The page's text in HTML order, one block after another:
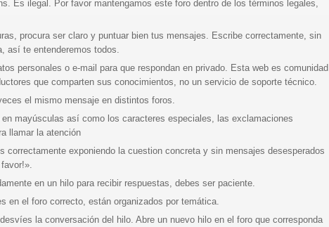
Es ilegal. Por favor mantengamos este foro dentro de los términos legales,
procura ser claro y puntuar bien tus mensajes. Escribe correctamente, sin
así te entenderemos todos.
personales o e-mail para que respondan en privado. Esta web es comunidad
que comparten sus conocimientos, no un servicio de soporte técnico.
el mismo mensaje en distintos foros.
mayúsculas así como los caracteres especiales, las exclamaciones
llamar la atención
correctamente exponiendo la cuestion concreta y sin mensajes desesperados
en un hilo para recibir respuestas, debes ser paciente.
en el foro correcto, están organizados por temática.
la conversación del hilo. Abre un nuevo hilo en el foro que corresponda